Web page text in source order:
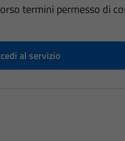
termini permesso di
al servizio